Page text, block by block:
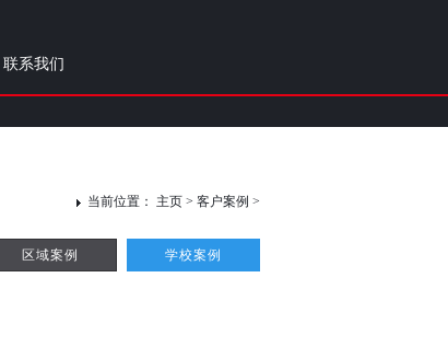
联系我们
当前位置： 主页 > 客户案例 >
区域案例 学校案例